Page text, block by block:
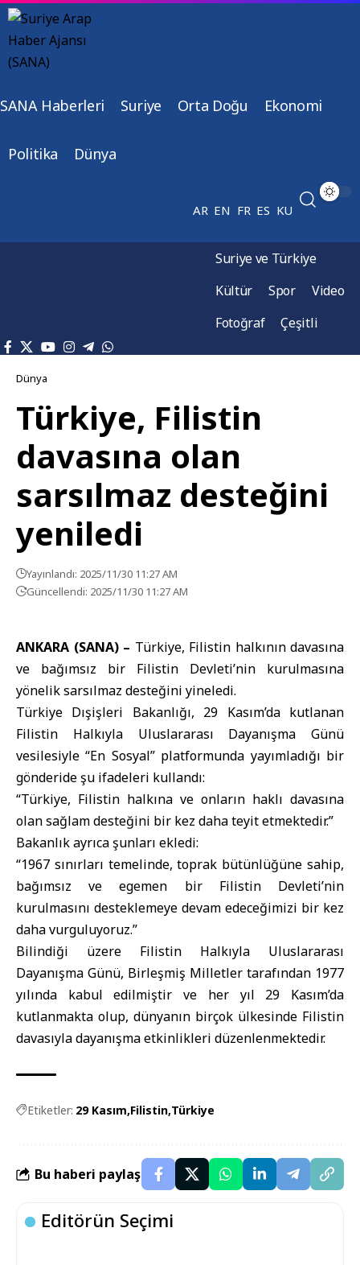
SANA Haberleri Suriye Orta Doğu Ekonomi
Politika Dünya
AR EN FR ES KU
Suriye ve Türkiye
Kültür
Spor
Video
Fotoğraf
Çeşitli
Dünya
Türkiye, Filistin
davasına olan
sarsılmaz desteğini
yeniledi
Yayınlandı: 2025/11/30 11:27 AM
Güncellendi: 2025/11/30 11:27 AM
ANKARA (SANA) – Türkiye, Filistin halkının davasına
ve bağımsız bir Filistin Devleti’nin kurulmasına
yönelik sarsılmaz desteğini yineledi.
Türkiye Dışişleri Bakanlığı, 29 Kasım’da kutlanan
Filistin Halkıyla Uluslararası Dayanışma Günü
vesilesiyle “En Sosyal” platformunda yayımladığı bir
gönderide şu ifadeleri kullandı:
“Türkiye, Filistin halkına ve onların haklı davasına
olan sağlam desteğini bir kez daha teyit etmektedir.”
Bakanlık ayrıca şunları ekledi:
“1967 sınırları temelinde, toprak bütünlüğüne sahip,
bağımsız ve egemen bir Filistin Devleti’nin
kurulmasını desteklemeye devam edeceğimizi bir kez
daha vurguluyoruz.”
Bilindiği üzere Filistin Halkıyla Uluslararası
Dayanışma Günü, Birleşmiş Milletler tarafından 1977
yılında kabul edilmiştir ve her yıl 29 Kasım’da
kutlanmakta olup, dünyanın birçok ülkesinde Filistin
davasıyla dayanışma etkinlikleri düzenlenmektedir.
Etiketler: 29 Kasım Filistin Türkiye
Bu haberi paylaş
Editörün Seçimi